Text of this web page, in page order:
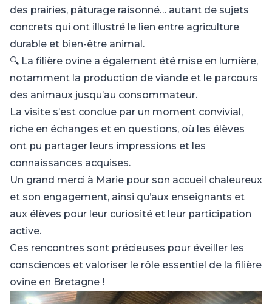
des prairies, pâturage raisonné… autant de sujets
concrets qui ont illustré le lien entre agriculture
durable et bien-être animal.
🔍 La filière ovine a également été mise en lumière,
notamment la production de viande et le parcours
des animaux jusqu’au consommateur.
La visite s’est conclue par un moment convivial,
riche en échanges et en questions, où les élèves
ont pu partager leurs impressions et les
connaissances acquises.
Un grand merci à Marie pour son accueil chaleureux
et son engagement, ainsi qu’aux enseignants et
aux élèves pour leur curiosité et leur participation
active.
Ces rencontres sont précieuses pour éveiller les
consciences et valoriser le rôle essentiel de la filière
ovine en Bretagne !